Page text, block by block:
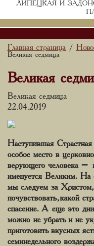
ЛИПЕЦКАЯ И
Главная страница /
Великая седмица
Великая
Великая седмица
22.04.2019
Наступившая Страстная
особое место в
верующего человека –
именуется Великим. На
мы следуем за Христом,
почувствовать, какой
спасение. А еще это
можно не убрать и не
приготовить вкусных
семинедельного